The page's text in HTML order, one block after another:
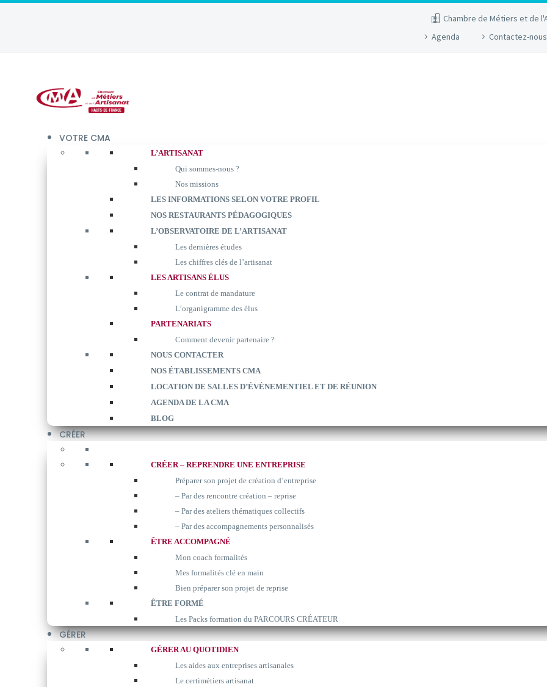
Chambre de Métiers et de
Agenda
Contactez-nous
VOTRE CMA
L’ARTISANAT
Qui sommes-nous ?
Nos missions
LES INFORMATIONS SELON VOTRE PROFIL
NOS RESTAURANTS PÉDAGOGIQUES
L’OBSERVATOIRE DE L’ARTISANAT
Les dernières études
Les chiffres clés de l’artisanat
LES ARTISANS ÉLUS
Le contrat de mandature
L’organigramme des élus
PARTENARIATS
Comment devenir partenaire ?
NOUS CONTACTER
NOS ÉTABLISSEMENTS CMA
LOCATION DE SALLES D’ÉVÈNEMENTIEL ET DE RÉUNION
AGENDA DE LA CMA
BLOG
CRÉER
CRÉER – REPRENDRE UNE ENTREPRISE
Préparer son projet de création d’entreprise
– Par des rencontre création – reprise
– Par des ateliers thématiques collectifs
– Par des accompagnements personnalisés
ÊTRE ACCOMPAGNÉ
Mon coach formalités
Mes formalités clé en main
Bien préparer son projet de reprise
ÊTRE FORMÉ
Les Packs formation du PARCOURS CRÉATEUR
GÉRER
GÉRER AU QUOTIDIEN
Les aides aux entreprises artisanales
Le certimétiers artisanat